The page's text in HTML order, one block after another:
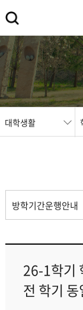
대학생활
방학기간운행안내
26-1학기
전 학기 동